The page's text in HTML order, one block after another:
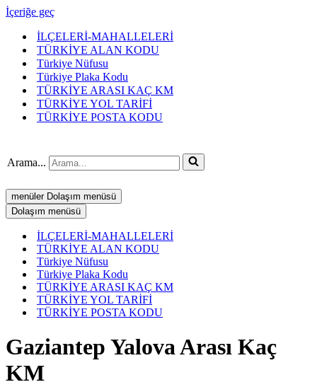
İçeriğe geç
İLÇELERİ-MAHALLELERİ
TÜRKİYE ALAN KODU
Türkiye Nüfusu
Türkiye Plaka Kodu
TÜRKİYE ARASI KAÇ KM
TÜRKİYE YOL TARİFİ
TÜRKİYE POSTA KODU
Arama...
menüler Dolaşım menüsü
Dolaşım menüsü
İLÇELERİ-MAHALLELERİ
TÜRKİYE ALAN KODU
Türkiye Nüfusu
Türkiye Plaka Kodu
TÜRKİYE ARASI KAÇ KM
TÜRKİYE YOL TARİFİ
TÜRKİYE POSTA KODU
Gaziantep Yalova Arası Kaç
KM